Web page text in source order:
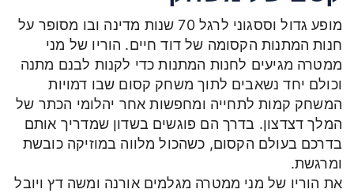
מופע גדול וססגוני לרגל 70 שנות מדינה ובו מסופר על
חנות המתנות הקסומה של דוד חיים. הוריו של מני
ממטרה מגיעים לחנות המתנות כדי לקנות לבנם מתנה
וכולם יחד נשאבים לתוך משחק קסום שבו דמויות
המשחק קמות לתחייה ומחפשות אחר יהלומי הכתר של
המלך דצדצון. בדרך הם פוגשים בשדון שמדריך אותם
בדרכם בעולם הקסום, כשהכול מלווה במוזיקה כובשת
ומרגשת.
את הוריו של מני ממטרה מגלמים אורנה ומשה דץ ויובל